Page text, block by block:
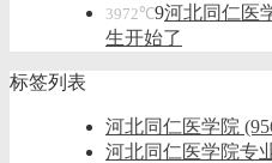
3972℃9河北同仁医
生开始了
标签列表
河北同仁医学院
河北同仁医学院专